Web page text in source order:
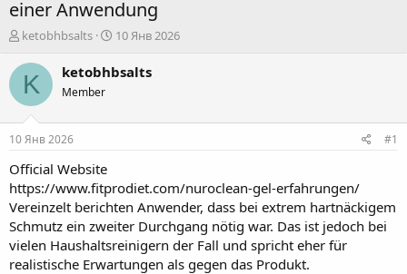
einer Anwendung
А
т
о
р
е
м
ы
ketobhbsalts
Д
т
10 Янв 2026
K ketobhbsalts
Member
10 Янв 2026 #1
Official Website
https://www.fitprodiet.com/nuroclean-gel-erfahrungen/
Vereinzelt berichten Anwender, dass bei extrem hartnäckigem
Schmutz ein zweiter Durchgang nötig war. Das ist jedoch bei
vielen Haushaltsreinigern der Fall und spricht eher für
realistische Erwartungen als gegen das Produkt.